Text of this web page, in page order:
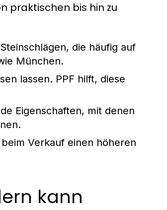
praktischen bis hin zu
die häufig auf
München.
lassen. PPF hilft, diese
Eigenschaften, mit denen
Verkauf einen höheren
kann